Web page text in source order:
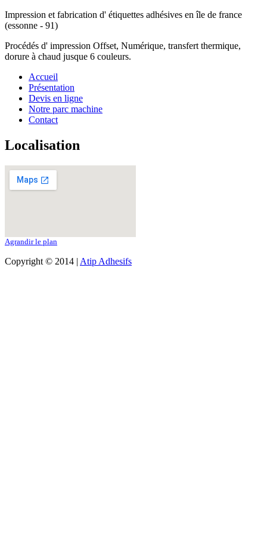
Impression et fabrication d' étiquettes adhésives en île de france
(essonne - 91)
Procédés d' impression Offset, Numérique, transfert thermique,
dorure à chaud jusque 6 couleurs.
Accueil
Présentation
Devis en ligne
Notre parc machine
Contact
Localisation
Agrandir le plan
Copyright © 2014 | Atip Adhesifs